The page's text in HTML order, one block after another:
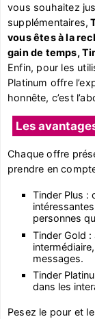
vous souhaitez
supplémentaires,
vous êtes à la
gain de temps,
Enfin, pour les
Platinum offre
honnête, c’est
Les
Chaque offre
prendre en
Tinder Plus :
personnes
Tinder Gold :
messages.
Tinder
dans les
Pesez le pour et